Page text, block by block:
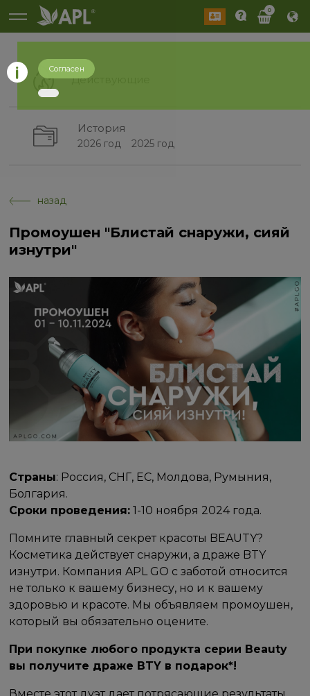
0
Действующие
История
2026 год 2025 год
назад
Промоушен "Блистай снаружи, сияй
изнутри"
Страны: Россия, СНГ, ЕС, Молдова, Румыния,
Болгария.
Сроки проведения: 1-10 ноября 2024 года.
Помните главный секрет красоты BEAUTY?
Косметика действует снаружи, а драже BTY
изнутри. Компания APL GO с заботой относится
не только к вашему бизнесу, но и к вашему
здоровью и красоте. Мы объявляем промоушен,
который вы обязательно оцените.
При покупке любого продукта серии Beauty
вы получите драже BTY в подарок*!
Согласен